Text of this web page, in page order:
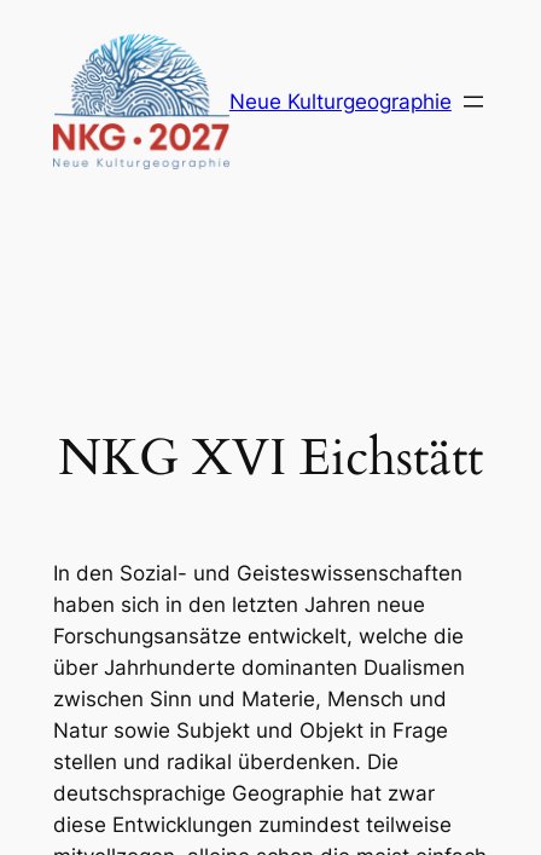
springen
Neue Kulturgeographie
NKG XVI Eichstätt
In den Sozial- und Geisteswissenschaften
haben sich in den letzten Jahren neue
Forschungsansätze entwickelt, welche die
über Jahrhunderte dominanten Dualismen
zwischen Sinn und Materie, Mensch und
Natur sowie Subjekt und Objekt in Frage
stellen und radikal überdenken. Die
deutschsprachige Geographie hat zwar
diese Entwicklungen zumindest teilweise